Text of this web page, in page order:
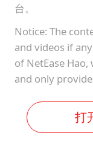
台。
Notice: The
and videos if
of NetEase
and only
打